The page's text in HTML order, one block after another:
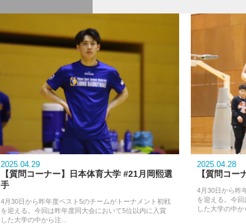
2025.04.29
【質問コーナー】日本体育大学 #21月岡熙選
手
4月30日から昨年度ベスト5のチームがトーナメント初戦
を迎える。今回は昨年度同大会において5位以内に入賞
した大学の中から注...
2025.04.28
【質問コー
4月30日から昨
を迎える。今
した大学の中か